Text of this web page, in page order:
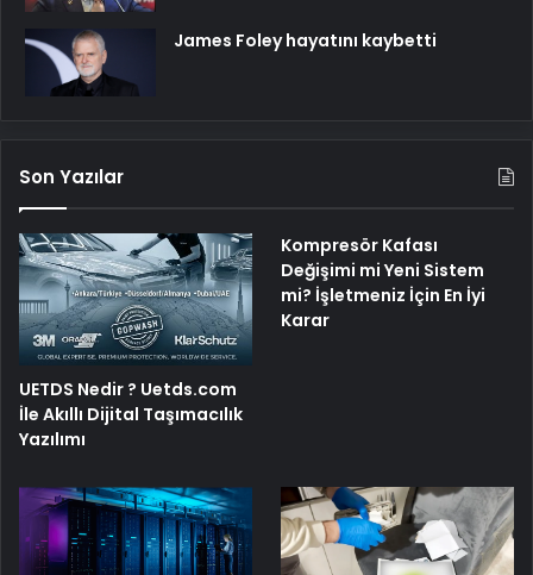
James Foley hayatını kaybetti
Son Yazılar
UETDS Nedir ? Uetds.com
İle Akıllı Dijital Taşımacılık
Yazılımı
Kompresör Kafası
Değişimi mi Yeni Sistem
mi? İşletmeniz İçin En İyi
Karar